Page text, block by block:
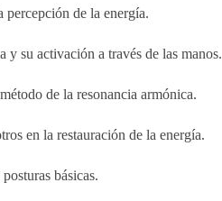
percepción de la energía.
y su activación a través de las manos.
de la resonancia armónica.
en la restauración de la energía.
básicas.